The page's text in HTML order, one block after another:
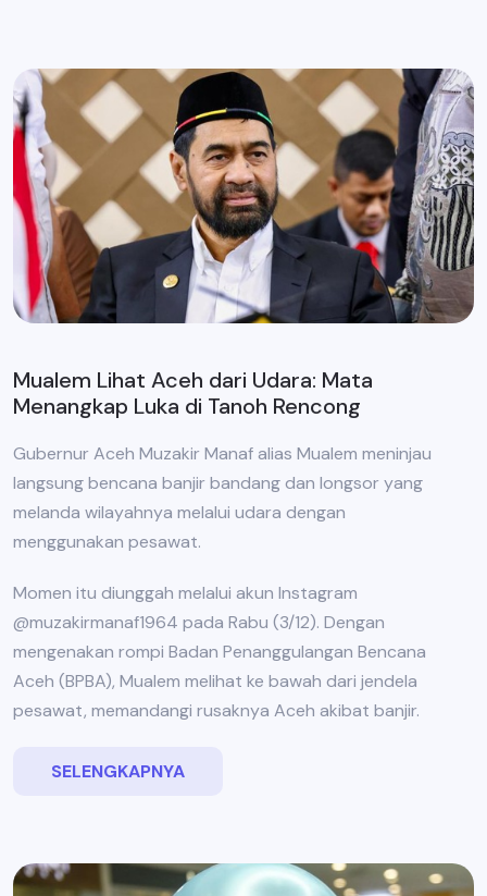
Mualem Lihat Aceh dari Udara: Mata
Menangkap Luka di Tanoh Rencong
Gubernur Aceh Muzakir Manaf alias Mualem meninjau
langsung bencana banjir bandang dan longsor yang
melanda wilayahnya melalui udara dengan
menggunakan pesawat.
Momen itu diunggah melalui akun Instagram
@muzakirmanaf1964 pada Rabu (3/12). Dengan
mengenakan rompi Badan Penanggulangan Bencana
Aceh (BPBA), Mualem melihat ke bawah dari jendela
pesawat, memandangi rusaknya Aceh akibat banjir.
SELENGKAPNYA